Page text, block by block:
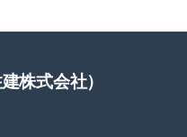
株式会社）